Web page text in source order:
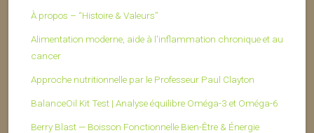
À propos – “Histoire & Valeurs”
Alimentation moderne, aide à l'inflammation chronique et au
cancer
Approche nutritionnelle par le Professeur Paul Clayton
BalanceOil Kit Test | Analyse équilibre Oméga-3 et Oméga-6
Berry Blast — Boisson Fonctionnelle Bien-Être & Énergie